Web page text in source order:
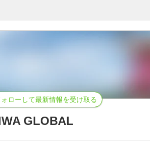
ローして最新情報を受け取る
GLOBAL